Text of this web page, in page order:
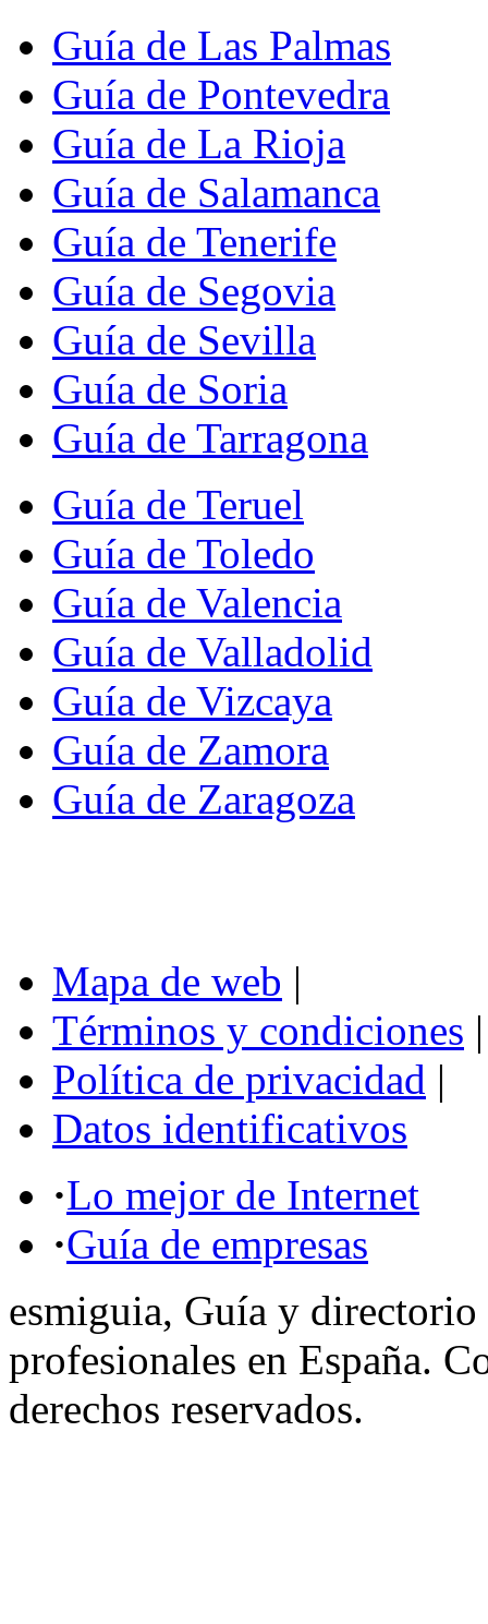
Guía de Las Palmas
Guía de Pontevedra
Guía de La Rioja
Guía de Salamanca
Guía de Tenerife
Guía de Segovia
Guía de Sevilla
Guía de Soria
Guía de Tarragona
Guía de Teruel
Guía de Toledo
Guía de Valencia
Guía de Valladolid
Guía de Vizcaya
Guía de Zamora
Guía de Zaragoza
Mapa de web |
Términos y condiciones |
Política de privacidad |
Datos identificativos
·Lo mejor de Internet
·Guía de empresas
esmiguia, Guía y directorio
profesionales en España.
derechos reservados.